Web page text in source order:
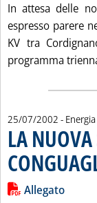
In attesa delle
espresso parere
KV tra
programma
25/07/2002 -
LA NUOVA
Leggi tutta la
Lista allegati
Allegato